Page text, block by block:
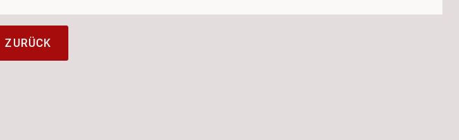
ZURÜCK